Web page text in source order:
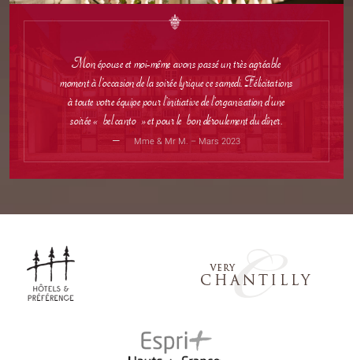
Mon épouse et moi-même avons passé un très agréable
moment à l’occasion de la soirée lyrique ce samedi. Félicitations
à toute votre équipe pour l’initiative de l’organisation d’une
soirée « bel canto » et pour le bon déroulement du dîner.
Mme & Mr M. – Mars 2023